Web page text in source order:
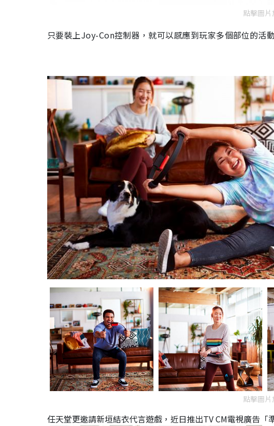
點擊圖片
只要裝上Joy-Con控制器，就可以感應到玩家多個部位的活
點擊圖片
任天堂更邀請新垣結衣代言遊戲，近日推出TV CM電視廣告「